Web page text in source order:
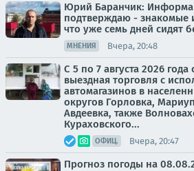
Юрий Баранчик:
подтверждаю - знакомые
что уже семь дней сидят
МНЕНИЯ Вчера, 20:48
С 5 по 7 августа 2026
выездная торговля с
автомагазинов в
округов Горловка,
Авдеевка, также
Кураховского...
ОФИЦ. Вчера, 20:47
Прогноз погоды на